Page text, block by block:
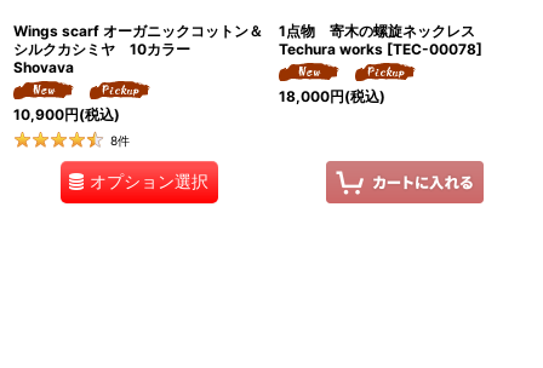
Wings scarf オーガニックコットン＆
シルクカシミヤ 10カラー
Shovava
10,900円(税込)
8件
オプション選択
1点物 寄木の螺旋ネックレス
Techura works [TEC-00078]
18,000円(税込)